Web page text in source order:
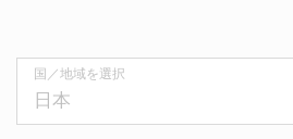
国／地域を選択